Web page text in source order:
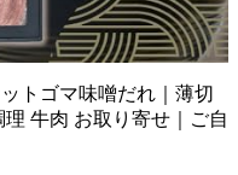
トゴマ味噌だれ｜薄切
牛肉 お取り寄せ｜ご自